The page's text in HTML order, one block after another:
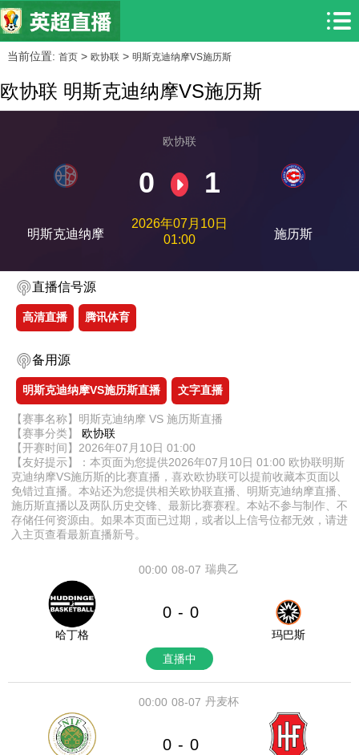
当前位置: 首页> 欧协联> 明斯克迪纳摩VS施历斯
欧协联 明斯克迪纳摩VS施历斯
明斯克迪纳摩
欧协联
0 1
2026年07月10日
01:00
施历斯
直播信号源
高清直播 腾讯体育
备用源
明斯克迪纳摩VS施历斯直播 文字直播
【赛事名称】明斯克迪纳摩 VS 施历斯直播
【赛事分类】 欧协联
【开赛时间】2026年07月10日 01:00
【友好提示】：本页面为您提供2026年07月10日 01:00 欧协联明斯
克迪纳摩VS施历斯的比赛直播，喜欢欧协联可以提前收藏本页面以
免错过直播。本站还为您提供相关欧协联直播、明斯克迪纳摩直播、
施历斯直播以及两队历史交锋、最新比赛赛程。本站不参与制作、不
存储任何资源由。如果本页面已过期，或者以上信号位都无效，请进
入主页查看最新直播新号。
08-07
00:00 瑞典乙
哈丁格
0 - 0
玛巴斯
直播中
08-07
00:00 丹麦杯
0 - 0